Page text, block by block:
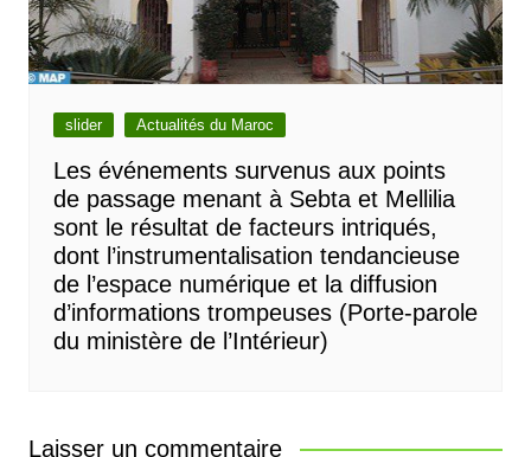
slider Actualités du Maroc
Les événements survenus aux points
de passage menant à Sebta et Mellilia
sont le résultat de facteurs intriqués,
dont l’instrumentalisation tendancieuse
de l’espace numérique et la diffusion
d’informations trompeuses (Porte-parole
du ministère de l’Intérieur)
Laisser un commentaire